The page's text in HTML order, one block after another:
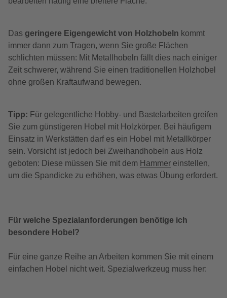
Das geringere Eigengewicht von Holzhobeln kommt
immer dann zum Tragen, wenn Sie große Flächen
schlichten müssen: Mit Metallhobeln fällt dies nach einiger
Zeit schwerer, während Sie einen traditionellen Holzhobel
ohne großen Kraftaufwand bewegen.
Tipp: Für gelegentliche Hobby- und Bastelarbeiten greifen
Sie zum günstigeren Hobel mit Holzkörper. Bei häufigem
Einsatz in Werkstätten darf es ein Hobel mit Metallkörper
sein. Vorsicht ist jedoch bei Zweihandhobeln aus Holz
geboten: Diese müssen Sie mit dem Hammer einstellen,
um die Spandicke zu erhöhen, was etwas Übung erfordert.
Für welche Spezialanforderungen benötige ich
besondere Hobel?
Für eine ganze Reihe an Arbeiten kommen Sie mit einem
einfachen Hobel nicht weit. Spezialwerkzeug muss her: